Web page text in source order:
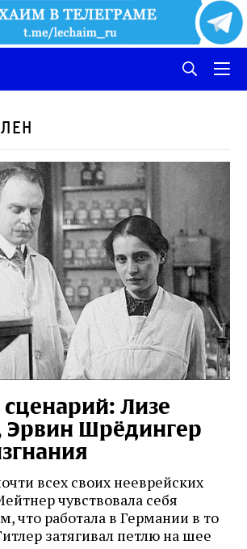
Лизе
Эрвин Шрёдингер
всех своих нееврейских
чувствовала себя
что работала в Германии в то
затягивал петлю на шее